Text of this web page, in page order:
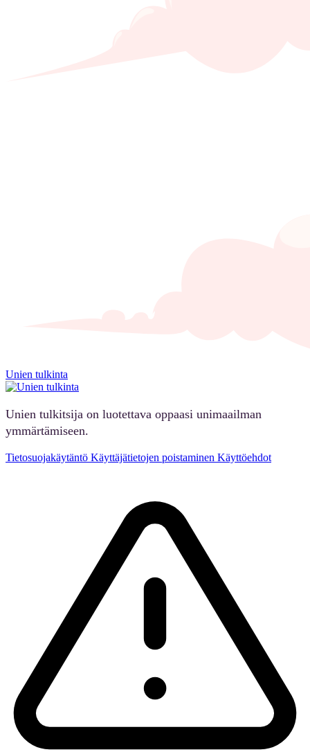
Unien tulkinta
Unien tulkitsija on luotettava oppaasi unimaailman
ymmärtämiseen.
Tietosuojakäytäntö Käyttäjätietojen poistaminen Käyttöehdot